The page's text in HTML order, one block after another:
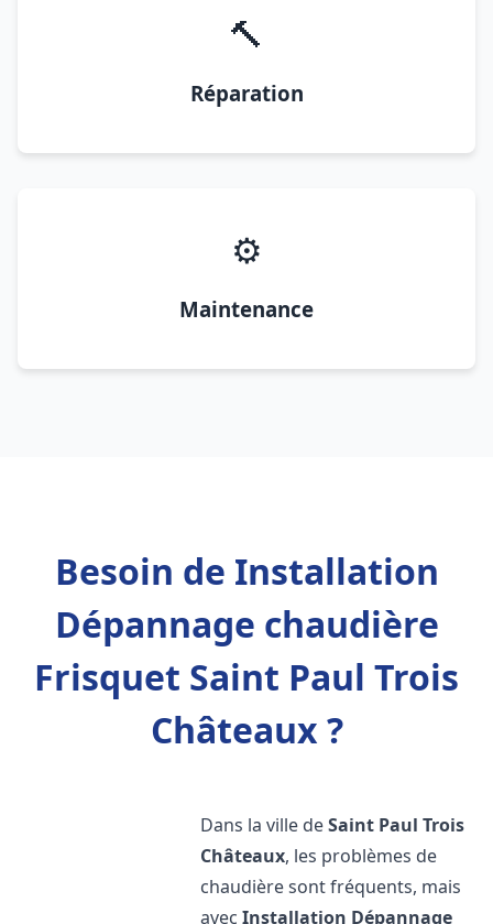
🔨
Réparation
⚙️
Maintenance
Besoin de Installation
Dépannage chaudière
Frisquet Saint Paul Trois
Châteaux ?
Dans la ville deSaint Paul Trois
Châteaux, les problèmes de
chaudière sont fréquents, mais
avecInstallation Dépannage